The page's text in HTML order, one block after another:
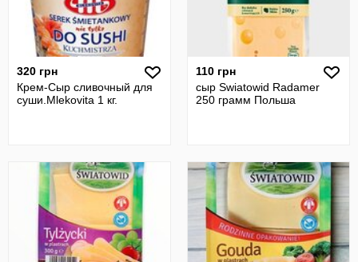
320 грн
Крем-Сыр сливочный для
суши.Mlekovita 1 кг.
110 грн
сыр Swiatowid Radamer
250 грамм Польша